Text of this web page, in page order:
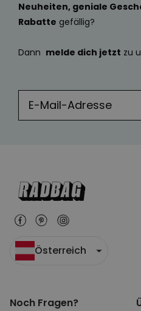
Neuheiten, geniale
Rabatte gefällig?
Dann melde dich jetzt zu
Österreich
Noch Fragen?